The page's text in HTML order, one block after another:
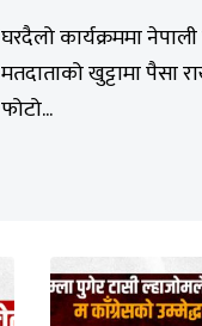
घरदैलो कार्यक्रममा
मतदाताको खुट्टामा पैसा
फोटो...